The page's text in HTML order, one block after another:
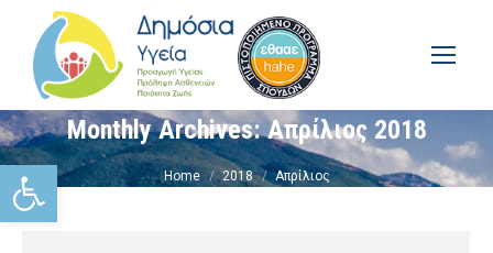
Ανοίξτε τη γραμμή
Monthly Archives:Απρίλιος 2018
You are here:
Home 2018 Απρίλιος